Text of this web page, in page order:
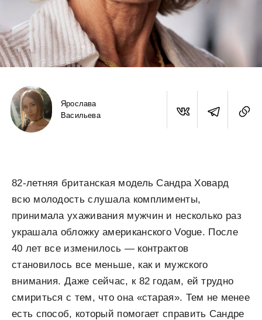
Ярослава
Васильева
82-летняя британская модель Сандра Ховард
всю молодость слушала комплименты,
принимала ухаживания мужчин и несколько раз
украшала обложку американского Vogue. После
40 лет все изменилось — контрактов
становилось все меньше, как и мужского
внимания. Даже сейчас, к 82 годам, ей трудно
смириться с тем, что она «старая». Тем не менее
есть способ, который помогает справить Сандре